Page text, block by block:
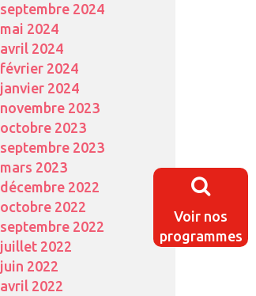
Voir nos
programmes
septembre 2024
mai 2024
avril 2024
février 2024
janvier 2024
novembre 2023
octobre 2023
septembre 2023
mars 2023
décembre 2022
octobre 2022
septembre 2022
juillet 2022
juin 2022
avril 2022